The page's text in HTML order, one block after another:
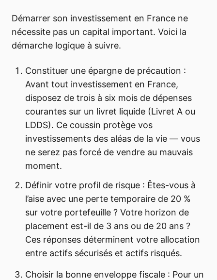
Démarrer son investissement en France ne
nécessite pas un capital important. Voici la
démarche logique à suivre.
Constituer une épargne de précaution :
Avant tout investissement en France,
disposez de trois à six mois de dépenses
courantes sur un livret liquide (Livret A ou
LDDS). Ce coussin protège vos
investissements des aléas de la vie — vous
ne serez pas forcé de vendre au mauvais
moment.
Définir votre profil de risque : Êtes-vous à
l’aise avec une perte temporaire de 20 %
sur votre portefeuille ? Votre horizon de
placement est-il de 3 ans ou de 20 ans ?
Ces réponses déterminent votre allocation
entre actifs sécurisés et actifs risqués.
Choisir la bonne enveloppe fiscale : Pour un